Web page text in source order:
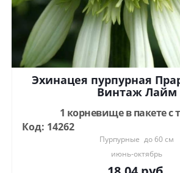
Эхинацея пурпурная
Винтаж Лайм
1 корневище в пакете с
Код: 14262
Пурпурные до 60 см
июнь-октябрь